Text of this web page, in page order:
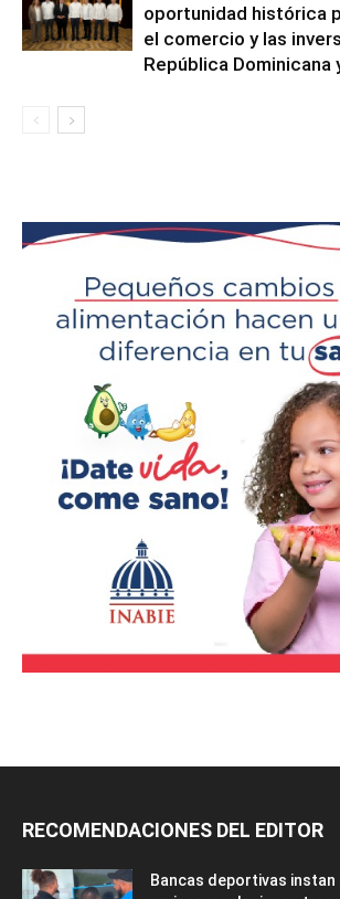
oportunidad histórica
el comercio y las
República Dominicana
RECOMENDACIONES DEL EDITOR
Bancas deportivas instan